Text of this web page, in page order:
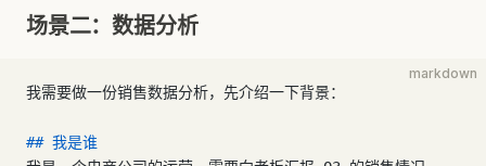
场景二：数据分析
markdown
我需要做一份销售数据分析，先介绍一下背景：
## 我是谁